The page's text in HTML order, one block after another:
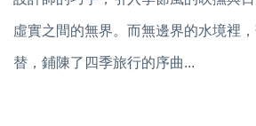
虛實之間的無界。而無邊界的水境裡
替，鋪陳了四季旅行的序曲...